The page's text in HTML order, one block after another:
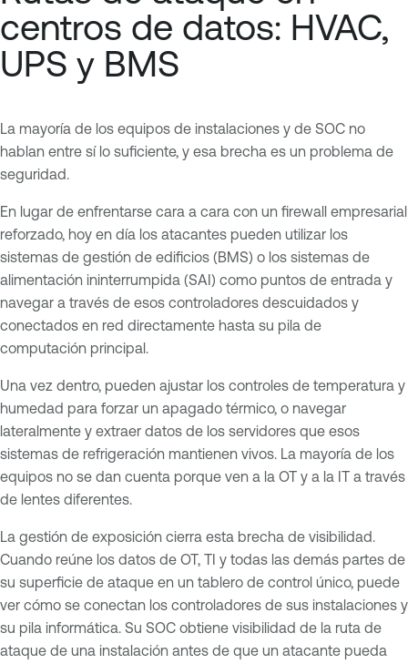
centros de datos: HVAC,
UPS y BMS
La mayoría de los equipos de instalaciones y de SOC no
hablan entre sí lo suficiente, y esa brecha es un problema de
seguridad.
En lugar de enfrentarse cara a cara con un firewall empresarial
reforzado, hoy en día los atacantes pueden utilizar los
sistemas de gestión de edificios (BMS) o los sistemas de
alimentación ininterrumpida (SAI) como puntos de entrada y
navegar a través de esos controladores descuidados y
conectados en red directamente hasta su pila de
computación principal.
Una vez dentro, pueden ajustar los controles de temperatura y
humedad para forzar un apagado térmico, o navegar
lateralmente y extraer datos de los servidores que esos
sistemas de refrigeración mantienen vivos. La mayoría de los
equipos no se dan cuenta porque ven a la OT y a la IT a través
de lentes diferentes.
La gestión de exposición cierra esta brecha de visibilidad.
Cuando reúne los datos de OT, TI y todas las demás partes de
su superficie de ataque en un tablero de control único, puede
ver cómo se conectan los controladores de sus instalaciones y
su pila informática. Su SOC obtiene visibilidad de la ruta de
ataque de una instalación antes de que un atacante pueda